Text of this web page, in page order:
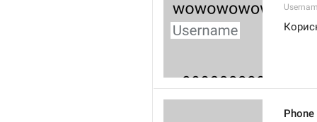
Phone